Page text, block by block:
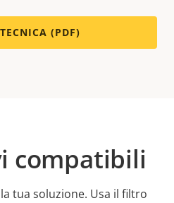
(PDF)
compatibili
tua soluzione. Usa il filtro